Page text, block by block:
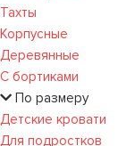
Тахты
Корпусные
Деревянные
С бортиками
По размеру
Детские кровати
Для подростков